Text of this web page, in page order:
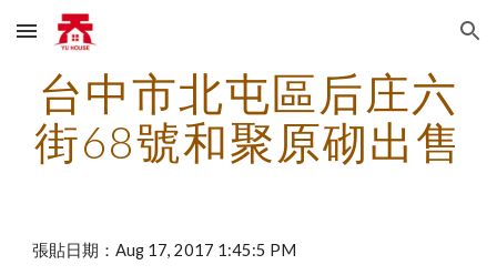
Skip to main content Skip to navigation
台中市北屯區后庄六
街68號和聚原砌出售
張貼日期：Aug 17, 2017 1:45:5 PM